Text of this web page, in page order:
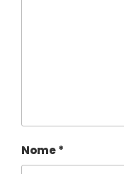
Nome*